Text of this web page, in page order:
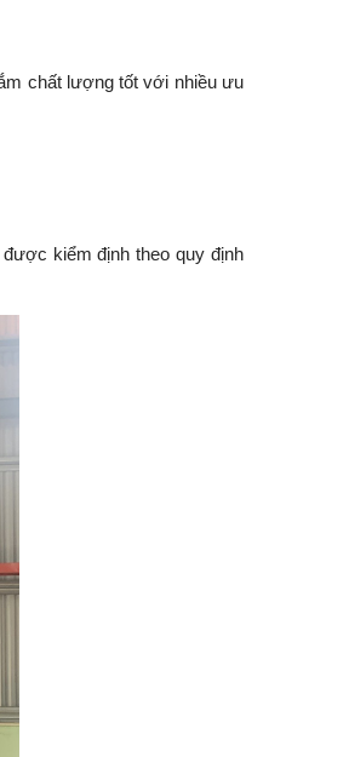
chất lượng tốt với nhiều ưu
kiểm định theo quy định